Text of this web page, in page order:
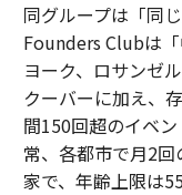
同グループは「同
Founders Clubは
ヨーク、ロサンゼ
クーバーに加え、
間150回超のイベ
常、各都市で月2
家で、年齢上限は